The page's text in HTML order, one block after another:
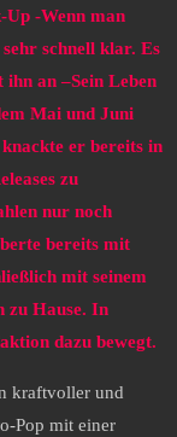
Up -Wenn man
schnell klar. Es
an –Sein Leben
Mai und Juni
er bereits in
zu
nur noch
bereits mit
mit seinem
zu Hause. In
dazu bewegt.
kraftvoller und
Pop mit einer